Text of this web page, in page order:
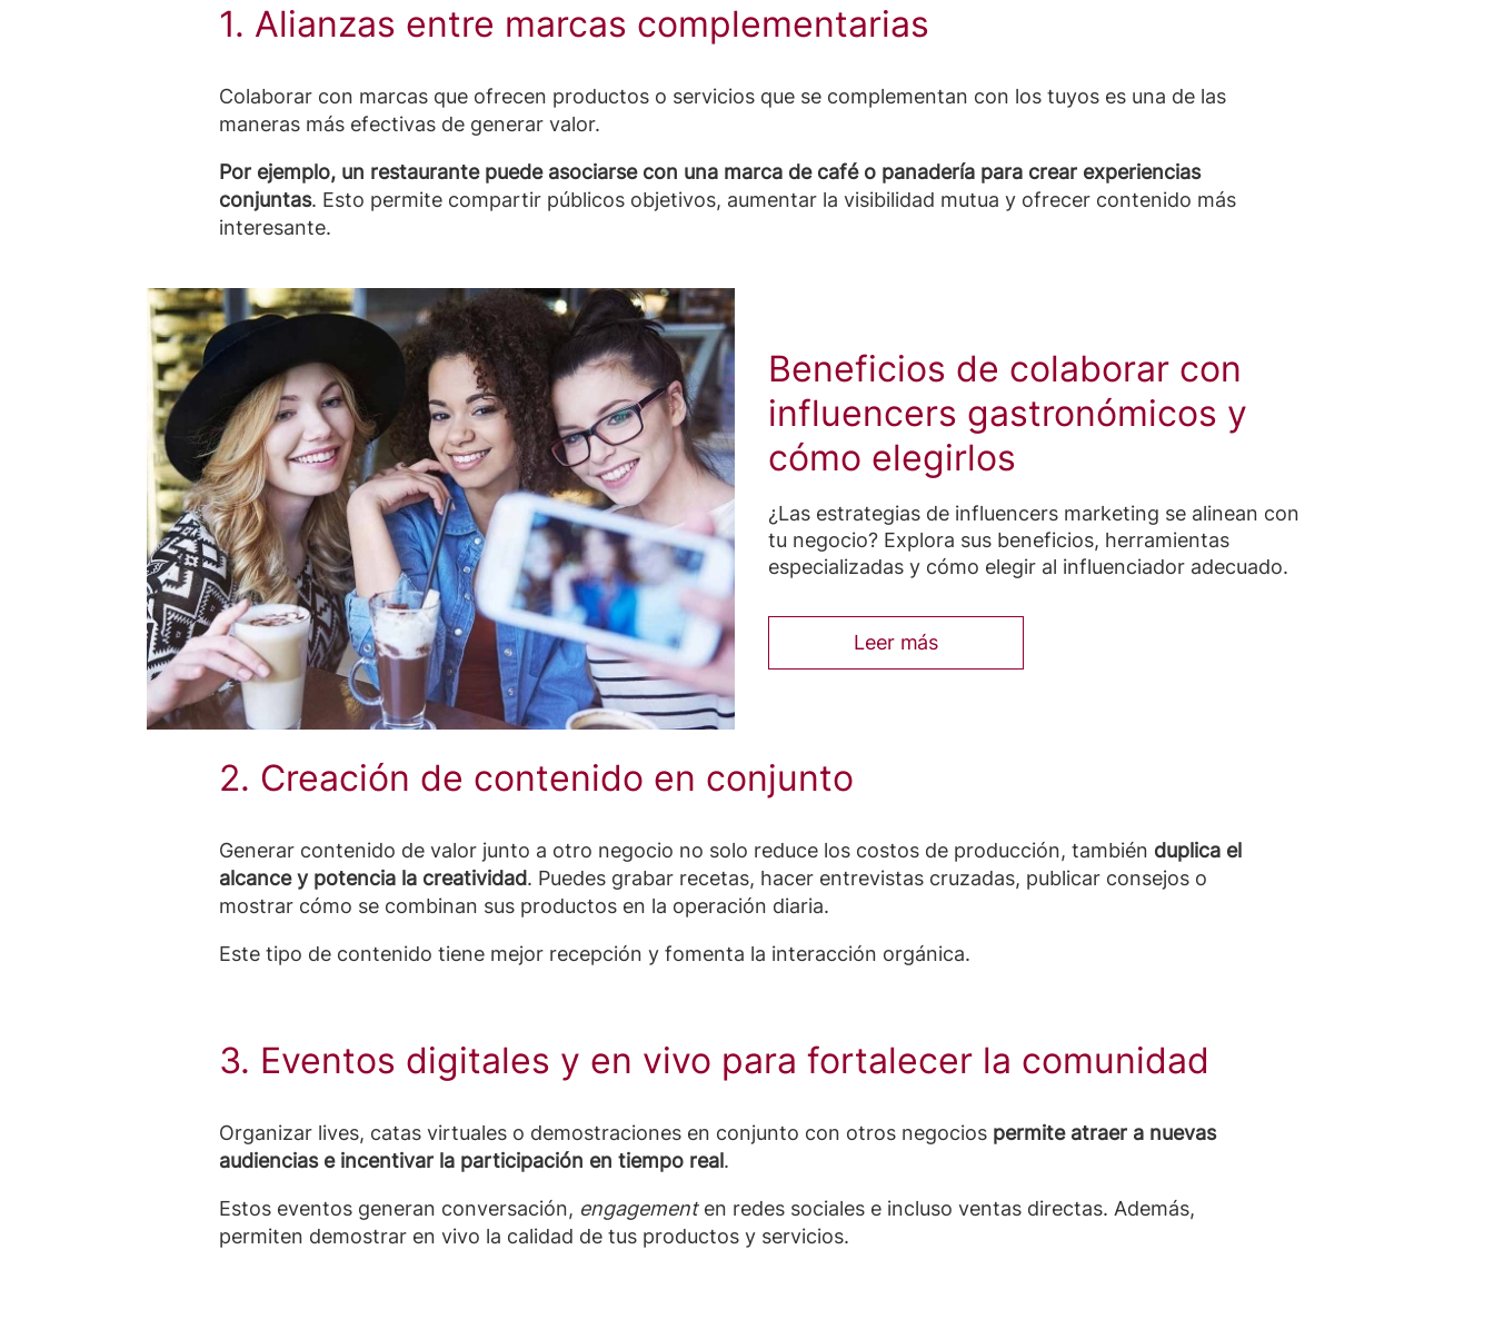
1. Alianzas entre marcas complementarias
Colaborar con marcas que ofrecen productos o servicios que se complementan con los tuyos es una de las
maneras más efectivas de generar valor.
Por ejemplo, un restaurante puede asociarse con una marca de café o panadería para crear experiencias
conjuntas. Esto permite compartir públicos objetivos, aumentar la visibilidad mutua y ofrecer contenido más
interesante.
Beneficios de colaborar con
influencers gastronómicos y
cómo elegirlos
¿Las estrategias de influencers marketing se alinean con
tu negocio? Explora sus beneficios, herramientas
especializadas y cómo elegir al influenciador adecuado.
Leer más
2. Creación de contenido en conjunto
Generar contenido de valor junto a otro negocio no solo reduce los costos de producción, también duplica el
alcance y potencia la creatividad. Puedes grabar recetas, hacer entrevistas cruzadas, publicar consejos o
mostrar cómo se combinan sus productos en la operación diaria.
Este tipo de contenido tiene mejor recepción y fomenta la interacción orgánica.
3. Eventos digitales y en vivo para fortalecer la comunidad
Organizar lives, catas virtuales o demostraciones en conjunto con otros negocios permite atraer a nuevas
audiencias e incentivar la participación en tiempo real.
Estos eventos generan conversación, engagementen redes sociales e incluso ventas directas. Además,
permiten demostrar en vivo la calidad de tus productos y servicios.